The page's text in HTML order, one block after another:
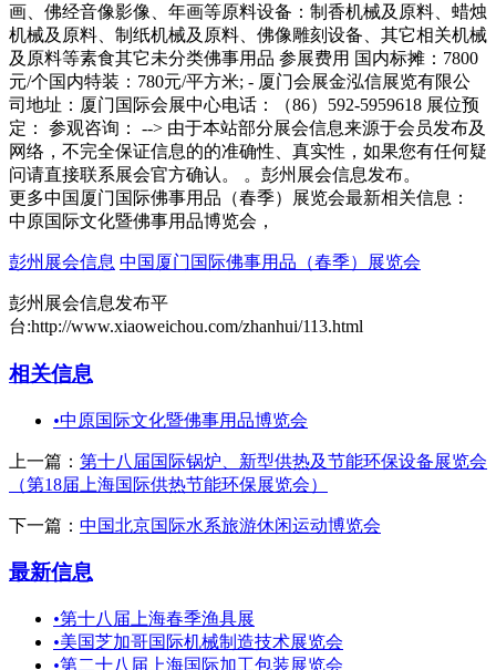
画、佛经音像影像、年画等原料设备：制香机械及原料、蜡烛
机械及原料、制纸机械及原料、佛像雕刻设备、其它相关机械
及原料等素食其它未分类佛事用品 参展费用 国内标摊：7800
元/个国内特装：780元/平方米; - 厦门会展金泓信展览有限公
司地址：厦门国际会展中心电话：（86）592-5959618 展位预
定： 参观咨询： --> 由于本站部分展会信息来源于会员发布及
网络，不完全保证信息的的准确性、真实性，如果您有任何疑
问请直接联系展会官方确认。 。彭州展会信息发布。
更多中国厦门国际佛事用品（春季）展览会最新相关信息：
中原国际文化暨佛事用品博览会，
彭州展会信息 中国厦门国际佛事用品（春季）展览会
彭州展会信息发布平
台:http://www.xiaoweichou.com/zhanhui/113.html
相关信息
•中原国际文化暨佛事用品博览会
上一篇： 第十八届国际锅炉、新型供热及节能环保设备展览会
（第18届上海国际供热节能环保展览会）
下一篇： 中国北京国际水系旅游休闲运动博览会
最新信息
•第十八届上海春季渔具展
•美国芝加哥国际机械制造技术展览会
•第二十八届上海国际加工包装展览会